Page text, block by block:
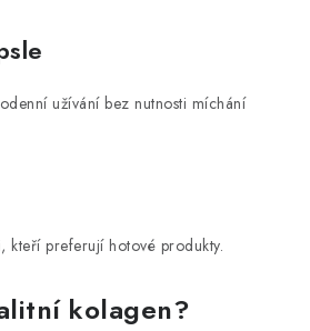
užívání bez nutnosti míchání
kteří preferují hotové produkty.
kolagen?